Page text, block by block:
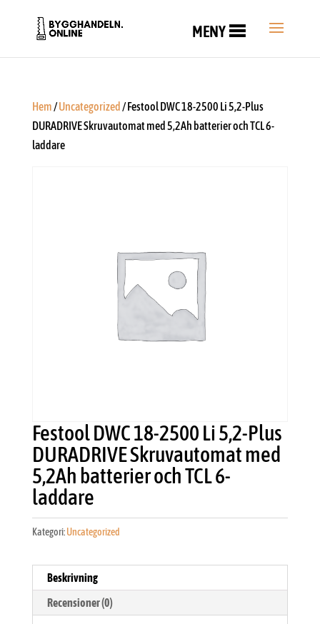
MENY
Hem/Uncategorized / Festool DWC 18-2500 Li 5,2-Plus
DURADRIVE Skruvautomat med 5,2Ah batterier och TCL 6-
laddare
Festool DWC 18-2500 Li 5,2-Plus
DURADRIVE Skruvautomat med
5,2Ah batterier och TCL 6-
laddare
Kategori:Uncategorized
Beskrivning
Recensioner (0)